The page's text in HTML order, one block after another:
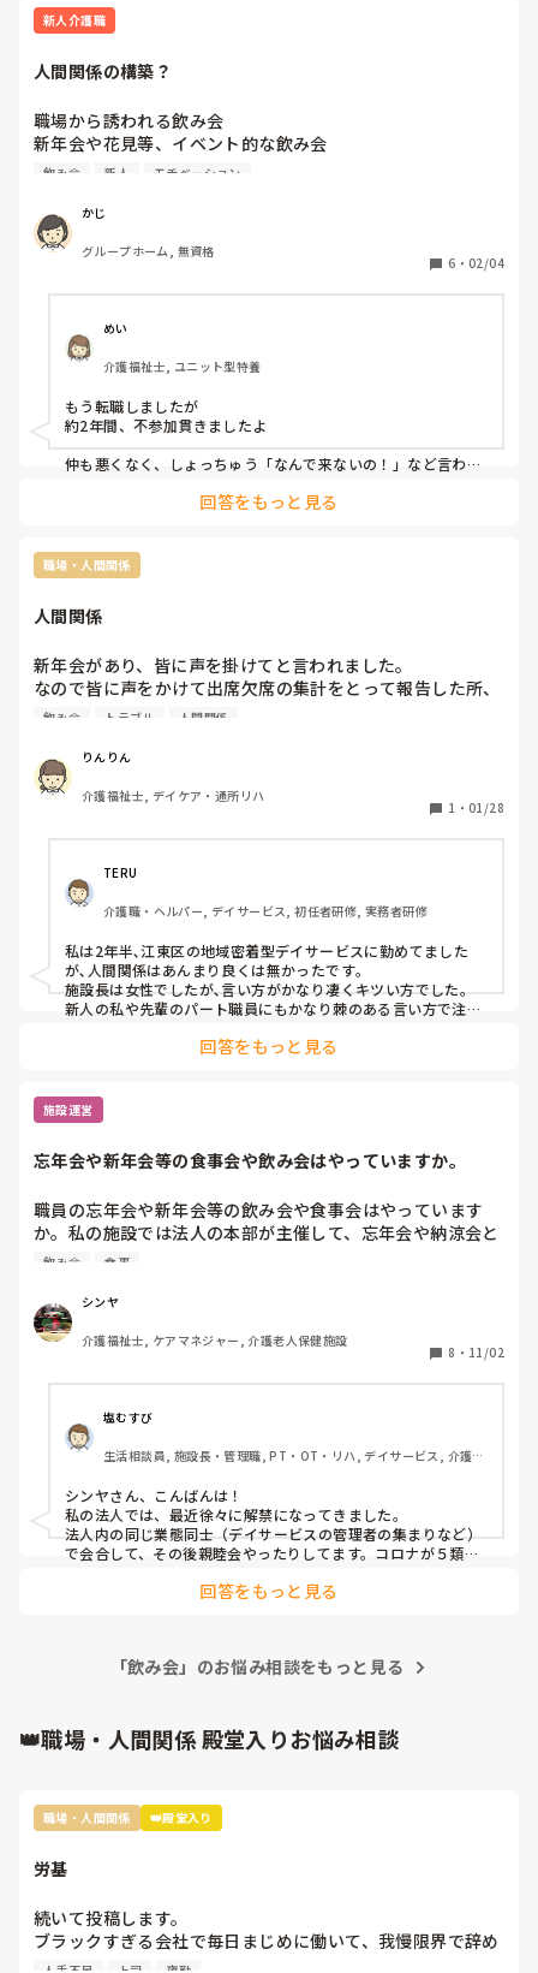
新人介護職
人間関係の構築？
職場から誘われる飲み会
新年会や花見等、イベント的な飲み会
会は断ってもいいとしても、、
その辺どうおもいますか？
飲み会 新人 モチベーション
かじ
グループホーム, 無資格
6 ・ 02/04
めい
介護福祉士, ユニット型特養
もう転職しましたが
約2年間、不参加貫きましたよ
仲も悪くなく、しょっちゅう「なんで来ないの！」など言われ
一貫して「そういう飲み会得意じゃ無いんで」誘われても被せ
それがウケる関係性(と、飲み会に参加しなかっただけであーだ
こーだ言う人が居なかった)があったから許された？雰囲気悪く
われましたが「いいです」で乗り切りました。
なんでそんな頑ななの？？と言われますが、単純にそういう場
が本当に得意でなく、「行きたくない」という思いがあるから
ました。
でも…飲み会に参加した方が、その人の人となりが分かるし、
こちらも分かって貰えるし、親近感も湧くし、仕事上でのコミ
回答をもっと見る
職場・人間関係
人間関係
新年会があり、皆に声を掛けてと言われました。
なので皆に声をかけて出席欠席の集計をとって報告した所、
「△さん、来るの？」「悪口言えないね」と返って来まし
なら自分で最初から仲良い人だけ集めたらいいじゃん💢
それを聞かされた私も嫌な気分。。
笑ってやり過ごしましたが笑ったって事は私もそう思ってる
後悔してます。。
飲み会 トラブル 人間関係
りんりん
介護福祉士, デイケア・通所リハ
1 ・ 01/28
TERU
介護職・ヘルパー, デイサービス, 初任者研修, 実務者研修
私は2年半､江東区の地域密着型デイサービスに勤めてました
が､人間関係はあんまり良くは無かったです｡
施設長は女性でしたが､言い方がかなり凄くキツい方でした｡
新人の私や先輩のパート職員にもかなり棘のある言い方で注意
長年勤めた先輩職員のお別れの食事会でも､酒が入ると色々と
しかもその当の本人がいる眼の前で語ってましたから､余計に
呆れましたね‥…｡
しかも､退職する2ヶ月前に､私が夕方の送迎中に起こした交通
もに聞かずに完全無視を貫き通してきましたね‥…｡
フロア主任も同調するかのように露骨に態度を変えてきて､無
視されてスランプになってしまった私に「お前はこの仕事に向
いていない」とか「早く辞めてしまえ💢」などといった､かな
その様を見たときは､怒りを通り越して呆れましたね(´Д｀)…｡
いい歳した大の大人が､子供じみた事をするんなんて情けなさ
過ぎるって思いましたね‥…｡
て､一昨年の8月で退職届を出してデイサービスを辞めました｡
最初からそんなに気に食わないところがあるならハッキリと言
ってくれればって思ったり､色んな愚痴などを聞かされて嫌な
気分になったりと､すました態度や表情をしてやり過ごしたり
してその人と付き合っていくのは､かなりストレスになるから
辛すぎると思いましたね｡
回答をもっと見る
施設運営
忘年会や新年会等の食事会や飲み会はやっていますか。
職員の忘年会や新年会等の飲み会や食事会はやっています
か。私の施設では法人の本部が主催して、忘年会や納涼会と
いう名前で、飲み会や食事会をコロナ前まではやっていまし
いです。介護施設で本部や施設が主催してやるというのは今
も難しいのかなと思います。個別で職員が少人数ではあると
思いますが。
がたいです。
飲み会 食事
シンヤ
介護福祉士, ケアマネジャー, 介護老人保健施設
8 ・ 11/02
塩むすび
生活相談員, 施設長・管理職, PT・OT・リハ, デイサービス, 介護事
シンヤさん、こんばんは！
私の法人では、最近徐々に解禁になってきました。
法人内の同じ業態同士（デイサービスの管理者の集まりなど）
で会合して、その後親睦会やったりしてます。コロナが５類に
初めは短い時間だったり、お弁当だったりしましたけど、今は
回答をもっと見る
「飲み会」のお悩み相談をもっと見る
👑職場・人間関係 殿堂入りお悩み相談
職場・人間関係 👑殿堂入り
労基
続いて投稿します。
ブラックすぎる会社で毎日まじめに働いて、我慢限界で辞め
て、またはまだ辞めてなくて労基に訴えた経験のある方、体